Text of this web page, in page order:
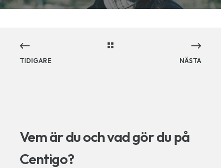
TIDIGARE NÄSTA
Vem är du och vad gör du på
Centigo?